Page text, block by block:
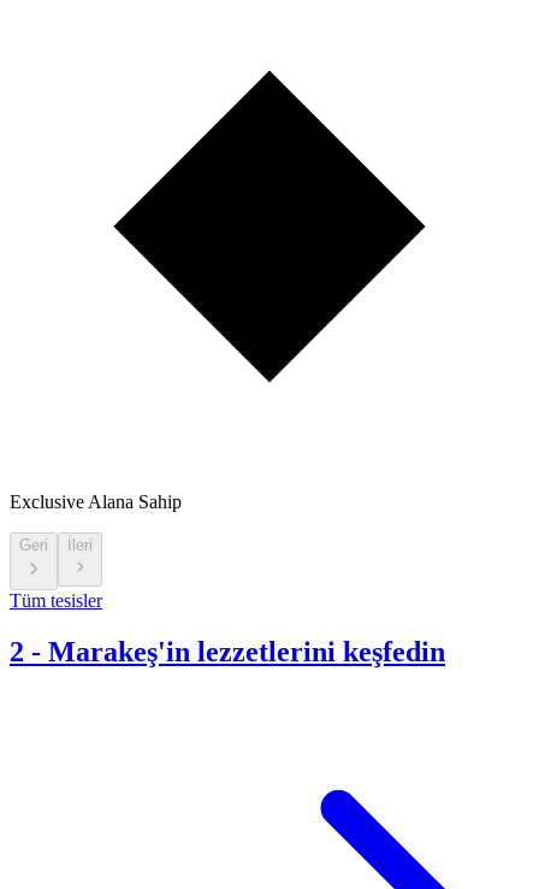
Exclusive Alana Sahip
Geri İleri
Tüm tesisler
2 - Marakeş'in lezzetlerini keşfedin